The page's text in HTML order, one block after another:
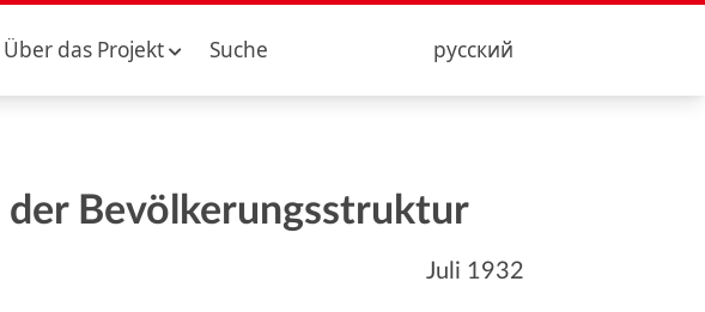
Über das Projekt Suche русский
Bevölkerungsstruktur
Juli 1932